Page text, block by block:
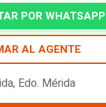
POR WHATSAPP
AL AGENTE
Edo. Mérida